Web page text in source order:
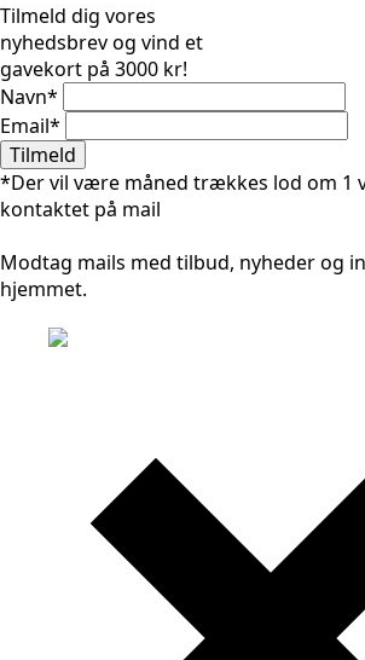
Tilmeld dig vores
nyhedsbrev og vind et
gavekort på 3000 kr!
Navn*
Email*
Tilmeld
*Der vil være måned trækkes lod om 1
kontaktet på mail
Modtag mails med tilbud, nyheder og
hjemmet.